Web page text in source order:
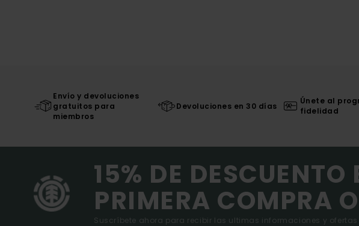
Envío y devoluciones
gratuitos para
miembros
Devoluciones en 30 días
Únete al
fidelidad
15% DE DESCUENTO
PRIMERA COMPRA
Suscríbete ahora para recibir las ultimas informaciones y ofertas